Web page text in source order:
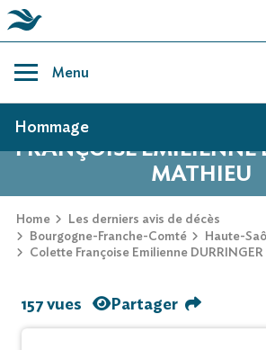
content
Menu
AVIS DE DÉCÈS DE
FRANÇOISE EMILIENNE
MATHIEU
Home
Les derniers avis de décès
Bourgogne-Franche-Comté
Haute-
Colette Françoise Emilienne
Hommage
157 vues Partager